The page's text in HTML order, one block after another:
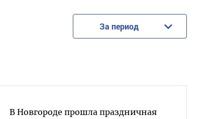
За период
В Новгороде прошла праздничная